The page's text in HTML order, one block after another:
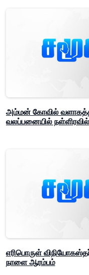
அம்மன் கோவில்
வலப்பனையில் நள்ளிரவில்
எரிபொருள்
நாளை ஆரம்பம்